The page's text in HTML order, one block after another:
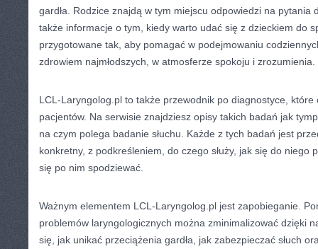
gardła. Rodzice znajdą w tym miejscu odpowiedzi na pytania
także informacje o tym, kiedy warto udać się z dzieckiem do
przygotowane tak, aby pomagać w podejmowaniu
zdrowiem najmłodszych, w atmosferze spokoju i zrozumienia.
LCL-Laryngolog.pl to także przewodnik po diagnostyce, które
pacjentów. Na serwisie znajdziesz opisy takich badań jak
na czym polega badanie słuchu. Każde z tych badań jest
konkretny, z podkreśleniem, do czego służy, jak się do niego
się po nim spodziewać.
Ważnym elementem LCL-Laryngolog.pl jest zapobieganie.
problemów laryngologicznych można zminimalizować dzięki
się, jak unikać przeciążenia gardła, jak zabezpieczać słuch